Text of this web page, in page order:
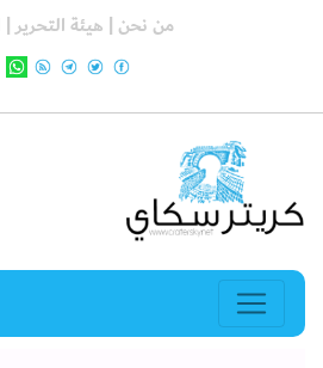
من نحن | هيئة التحرير |